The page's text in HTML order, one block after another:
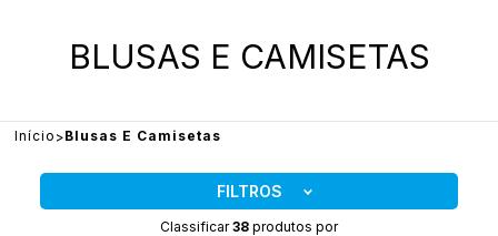
BLUSAS E CAMISETAS
Início Blusas E Camisetas
Classificar38 produtos por
FILTROS